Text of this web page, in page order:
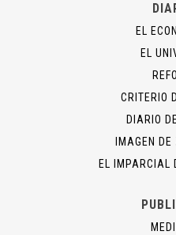
EL
EL
CRITERIO
DIARIO
IMAGEN
EL IMPARCIAL